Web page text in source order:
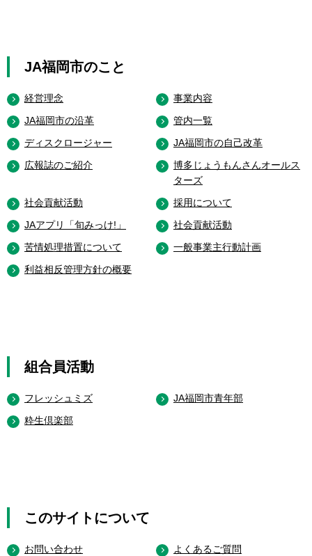
JA福岡市のこと
経営理念
事業内容
JA福岡市の沿革
管内一覧
ディスクロージャー
JA福岡市の自己改革
広報誌のご紹介
博多じょうもんさんオールス
ターズ
社会貢献活動
採用について
JAアプリ「旬みっけ!」
社会貢献活動
苦情処理措置について
一般事業主行動計画
利益相反管理方針の概要
組合員活動
フレッシュミズ
JA福岡市青年部
粋生倶楽部
このサイトについて
お問い合わせ
よくあるご質問